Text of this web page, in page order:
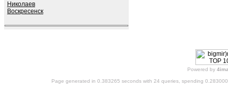
Николаев
Воскресенск
Powered by
Page generated in 0.383265 seconds with 24 queries, spending